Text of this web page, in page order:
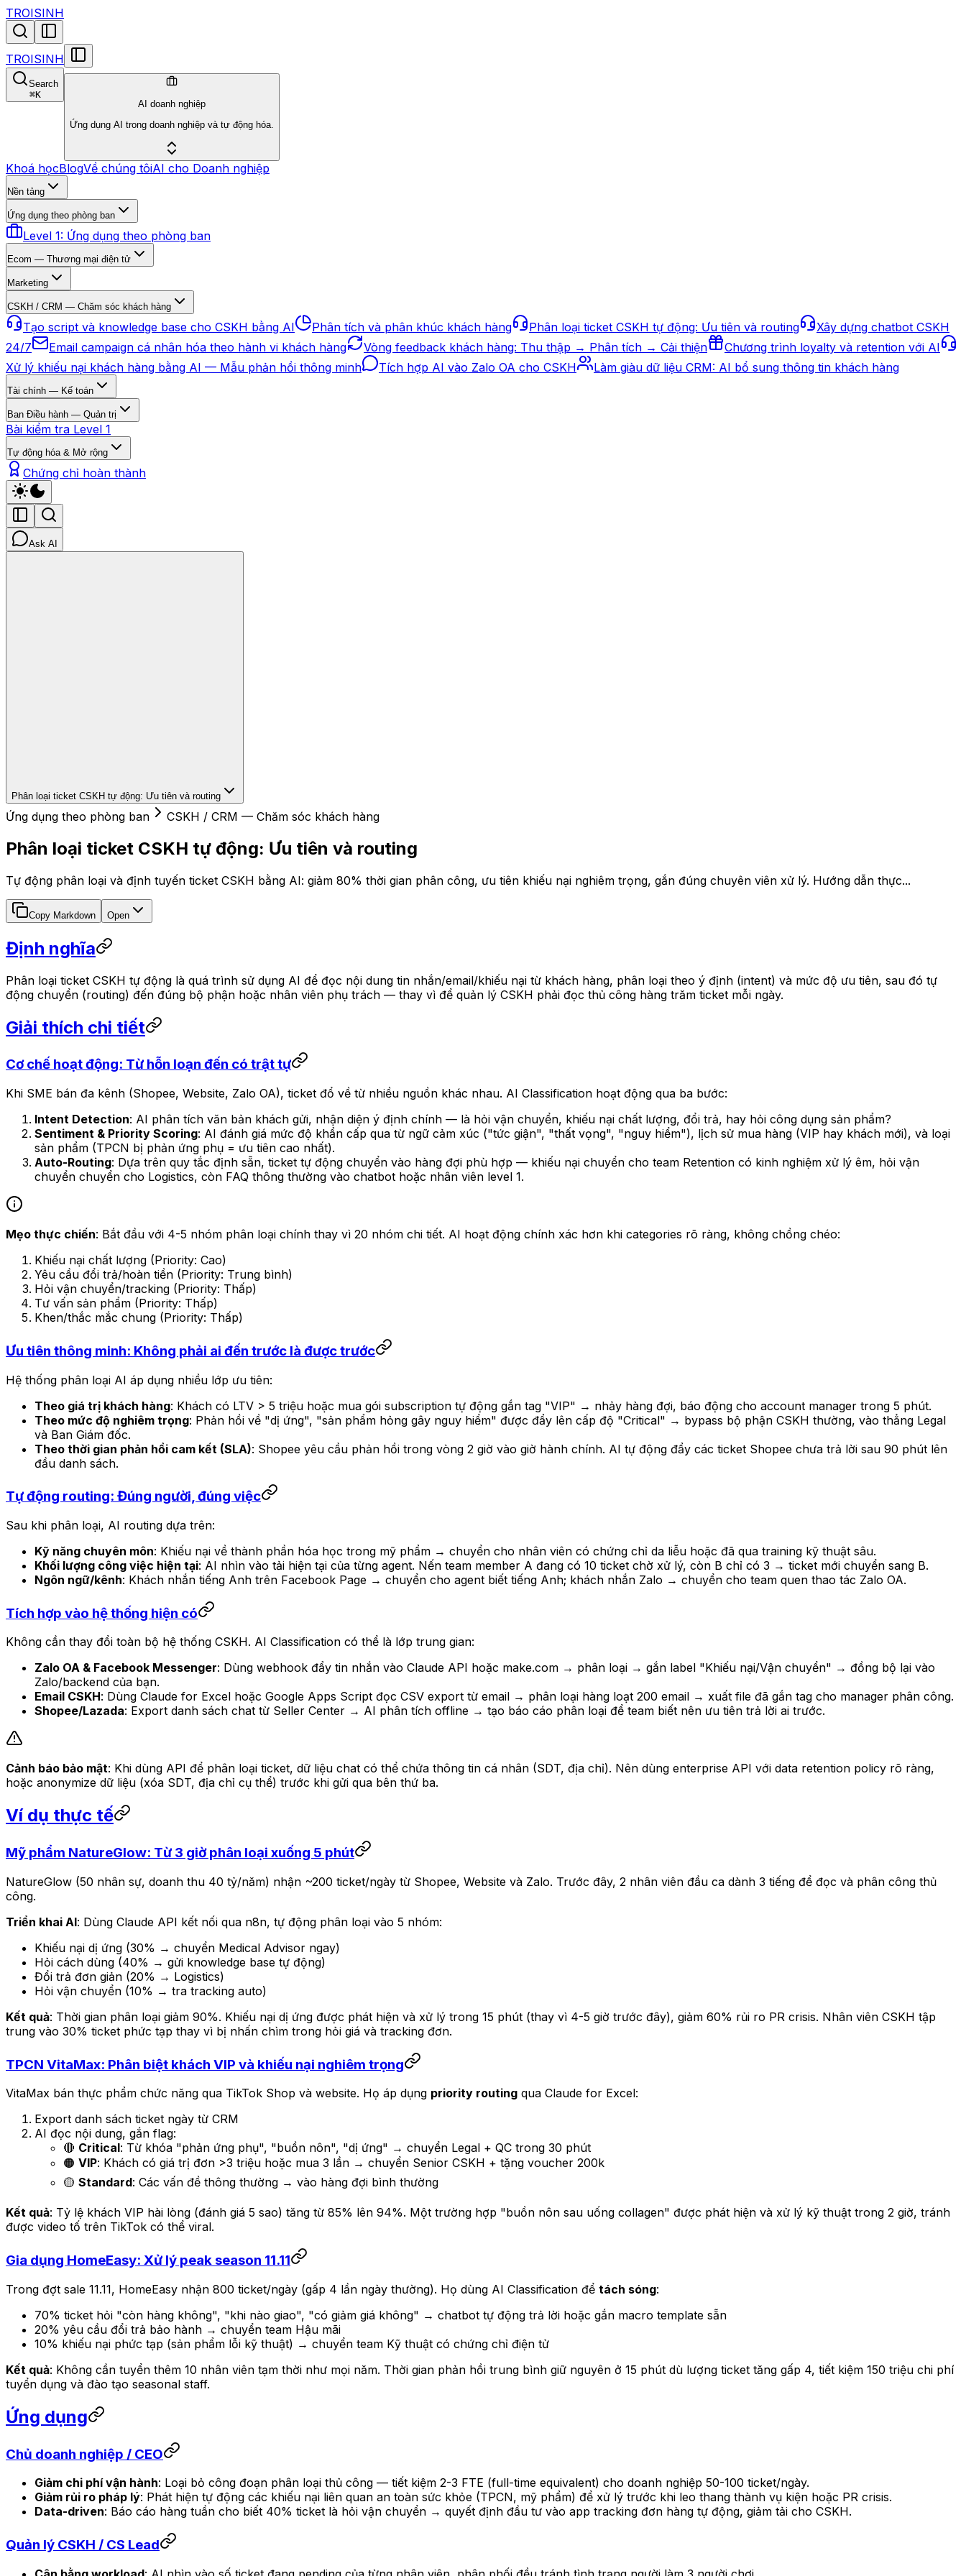
TROISINH
TROISINH
Search
⌘K
AI doanh nghiệp
Ứng dụng AI trong doanh nghiệp và tự động hóa.
Khoá họcBlogVề chúng tôiAI cho Doanh nghiệp
Nền tảng
Ứng dụng theo phòng ban
Level 1: Ứng dụng theo phòng ban
Ecom — Thương mại điện tử
Marketing
CSKH / CRM — Chăm sóc khách hàng
Tạo script và knowledge base cho CSKH bằng AI Phân tích và phân khúc khách hàng Phân loại ticket CSKH tự động: Ưu tiên và routing
Xây dựng chatbot CSKH
24/7
Email campaign cá nhân hóa theo hành vi khách hàng Vòng feedback khách hàng: Thu thập → Phân tích → Cải thiện
Chương trình loyalty và retention với AI
Xử lý khiếu nại khách hàng bằng AI — Mẫu phản hồi thông minh
Tích hợp AI vào Zalo OA cho CSKH Làm giàu dữ liệu CRM: AI bổ sung thông tin khách hàng
Tài chính — Kế toán
Ban Điều hành — Quản trị
Bài kiểm tra Level 1
Tự động hóa & Mở rộng
Chứng chỉ hoàn thành
Ask AI
Phân loại ticket CSKH tự động: Ưu tiên và routing
Ứng dụng theo phòng ban CSKH / CRM — Chăm sóc khách hàng
Phân loại ticket CSKH tự động: Ưu tiên và routing
Tự động phân loại và định tuyến ticket CSKH bằng AI: giảm 80% thời gian phân công, ưu tiên khiếu nại nghiêm trọng, gắn đúng chuyên viên xử lý. Hướng dẫn thực...
Copy Markdown Open
Định nghĩa
Phân loại ticket CSKH tự động là quá trình sử dụng AI để đọc nội dung tin nhắn/email/khiếu nại từ khách hàng, phân loại theo ý định (intent) và mức độ ưu tiên, sau đó tự
động chuyển (routing) đến đúng bộ phận hoặc nhân viên phụ trách — thay vì để quản lý CSKH phải đọc thủ công hàng trăm ticket mỗi ngày.
Giải thích chi tiết
Cơ chế hoạt động: Từ hỗn loạn đến có trật tự
Khi SME bán đa kênh (Shopee, Website, Zalo OA), ticket đổ về từ nhiều nguồn khác nhau. AI Classification hoạt động qua ba bước:
Intent Detection: AI phân tích văn bản khách gửi, nhận diện ý định chính — là hỏi vận chuyển, khiếu nại chất lượng, đổi trả, hay hỏi công dụng sản phẩm?
Sentiment & Priority Scoring: AI đánh giá mức độ khẩn cấp qua từ ngữ cảm xúc ("tức giận", "thất vọng", "nguy hiểm"), lịch sử mua hàng (VIP hay khách mới), và loại
sản phẩm (TPCN bị phản ứng phụ = ưu tiên cao nhất).
Auto-Routing: Dựa trên quy tắc định sẵn, ticket tự động chuyển vào hàng đợi phù hợp — khiếu nại chuyển cho team Retention có kinh nghiệm xử lý êm, hỏi vận
chuyển chuyển cho Logistics, còn FAQ thông thường vào chatbot hoặc nhân viên level 1.
Mẹo thực chiến: Bắt đầu với 4-5 nhóm phân loại chính thay vì 20 nhóm chi tiết. AI hoạt động chính xác hơn khi categories rõ ràng, không chồng chéo:
Khiếu nại chất lượng (Priority: Cao)
Yêu cầu đổi trả/hoàn tiền (Priority: Trung bình)
Hỏi vận chuyển/tracking (Priority: Thấp)
Tư vấn sản phẩm (Priority: Thấp)
Khen/thắc mắc chung (Priority: Thấp)
Ưu tiên thông minh: Không phải ai đến trước là được trước
Hệ thống phân loại AI áp dụng nhiều lớp ưu tiên:
Theo giá trị khách hàng: Khách có LTV > 5 triệu hoặc mua gói subscription tự động gắn tag "VIP" → nhảy hàng đợi, báo động cho account manager trong 5 phút.
Theo mức độ nghiêm trọng: Phản hồi về "dị ứng", "sản phẩm hỏng gây nguy hiểm" được đẩy lên cấp độ "Critical" → bypass bộ phận CSKH thường, vào thẳng Legal
và Ban Giám đốc.
Theo thời gian phản hồi cam kết (SLA): Shopee yêu cầu phản hồi trong vòng 2 giờ vào giờ hành chính. AI tự động đẩy các ticket Shopee chưa trả lời sau 90 phút lên
đầu danh sách.
Tự động routing: Đúng người, đúng việc
Sau khi phân loại, AI routing dựa trên:
Kỹ năng chuyên môn: Khiếu nại về thành phần hóa học trong mỹ phẩm → chuyển cho nhân viên có chứng chỉ da liễu hoặc đã qua training kỹ thuật sâu.
Khối lượng công việc hiện tại: AI nhìn vào tải hiện tại của từng agent. Nến team member A đang có 10 ticket chờ xử lý, còn B chỉ có 3 → ticket mới chuyển sang B.
Ngôn ngữ/kênh: Khách nhắn tiếng Anh trên Facebook Page → chuyển cho agent biết tiếng Anh; khách nhắn Zalo → chuyển cho team quen thao tác Zalo OA.
Tích hợp vào hệ thống hiện có
Không cần thay đổi toàn bộ hệ thống CSKH. AI Classification có thể là lớp trung gian:
Zalo OA & Facebook Messenger: Dùng webhook đẩy tin nhắn vào Claude API hoặc make.com → phân loại → gắn label "Khiếu nại/Vận chuyển" → đồng bộ lại vào
Zalo/backend của bạn.
Email CSKH: Dùng Claude for Excel hoặc Google Apps Script đọc CSV export từ email → phân loại hàng loạt 200 email → xuất file đã gắn tag cho manager phân công.
Shopee/Lazada: Export danh sách chat từ Seller Center → AI phân tích offline → tạo báo cáo phân loại để team biết nên ưu tiên trả lời ai trước.
Cảnh báo bảo mật: Khi dùng API để phân loại ticket, dữ liệu chat có thể chứa thông tin cá nhân (SDT, địa chỉ). Nên dùng enterprise API với data retention policy rõ ràng,
hoặc anonymize dữ liệu (xóa SDT, địa chỉ cụ thể) trước khi gửi qua bên thứ ba.
Ví dụ thực tế
Mỹ phẩm NatureGlow: Từ 3 giờ phân loại xuống 5 phút
NatureGlow (50 nhân sự, doanh thu 40 tỷ/năm) nhận ~200 ticket/ngày từ Shopee, Website và Zalo. Trước đây, 2 nhân viên đầu ca dành 3 tiếng để đọc và phân công thủ
công.
Triển khai AI: Dùng Claude API kết nối qua n8n, tự động phân loại vào 5 nhóm:
Khiếu nại dị ứng (30% → chuyển Medical Advisor ngay)
Hỏi cách dùng (40% → gửi knowledge base tự động)
Đổi trả đơn giản (20% → Logistics)
Hỏi vận chuyển (10% → tra tracking auto)
Kết quả: Thời gian phân loại giảm 90%. Khiếu nại dị ứng được phát hiện và xử lý trong 15 phút (thay vì 4-5 giờ trước đây), giảm 60% rủi ro PR crisis. Nhân viên CSKH tập
trung vào 30% ticket phức tạp thay vì bị nhấn chìm trong hỏi giá và tracking đơn.
TPCN VitaMax: Phân biệt khách VIP và khiếu nại nghiêm trọng
VitaMax bán thực phẩm chức năng qua TikTok Shop và website. Họ áp dụng priority routing qua Claude for Excel:
Export danh sách ticket ngày từ CRM
AI đọc nội dung, gắn flag:
🔴 Critical: Từ khóa "phản ứng phụ", "buồn nôn", "dị ứng" → chuyển Legal + QC trong 30 phút
🟠 VIP: Khách có giá trị đơn >3 triệu hoặc mua 3 lần → chuyển Senior CSKH + tặng voucher 200k
🟡 Standard: Các vấn đề thông thường → vào hàng đợi bình thường
Kết quả: Tỷ lệ khách VIP hài lòng (đánh giá 5 sao) tăng từ 85% lên 94%. Một trường hợp "buồn nôn sau uống collagen" được phát hiện và xử lý kỹ thuật trong 2 giờ, tránh
được video tố trên TikTok có thể viral.
Gia dụng HomeEasy: Xử lý peak season 11.11
Trong đợt sale 11.11, HomeEasy nhận 800 ticket/ngày (gấp 4 lần ngày thường). Họ dùng AI Classification để tách sóng:
70% ticket hỏi "còn hàng không", "khi nào giao", "có giảm giá không" → chatbot tự động trả lời hoặc gắn macro template sẵn
20% yêu cầu đổi trả bảo hành → chuyển team Hậu mãi
10% khiếu nại phức tạp (sản phẩm lỗi kỹ thuật) → chuyển team Kỹ thuật có chứng chỉ điện tử
Kết quả: Không cần tuyển thêm 10 nhân viên tạm thời như mọi năm. Thời gian phản hồi trung bình giữ nguyên ở 15 phút dù lượng ticket tăng gấp 4, tiết kiệm 150 triệu chi phí
tuyển dụng và đào tạo seasonal staff.
Ứng dụng
Chủ doanh nghiệp / CEO
Giảm chi phí vận hành: Loại bỏ công đoạn phân loại thủ công — tiết kiệm 2-3 FTE (full-time equivalent) cho doanh nghiệp 50-100 ticket/ngày.
Giảm rủi ro pháp lý: Phát hiện tự động các khiếu nại liên quan an toàn sức khỏe (TPCN, mỹ phẩm) để xử lý trước khi leo thang thành vụ kiện hoặc PR crisis.
Data-driven: Báo cáo hàng tuần cho biết 40% ticket là hỏi vận chuyển → quyết định đầu tư vào app tracking đơn hàng tự động, giảm tải cho CSKH.
Quản lý CSKH / CS Lead